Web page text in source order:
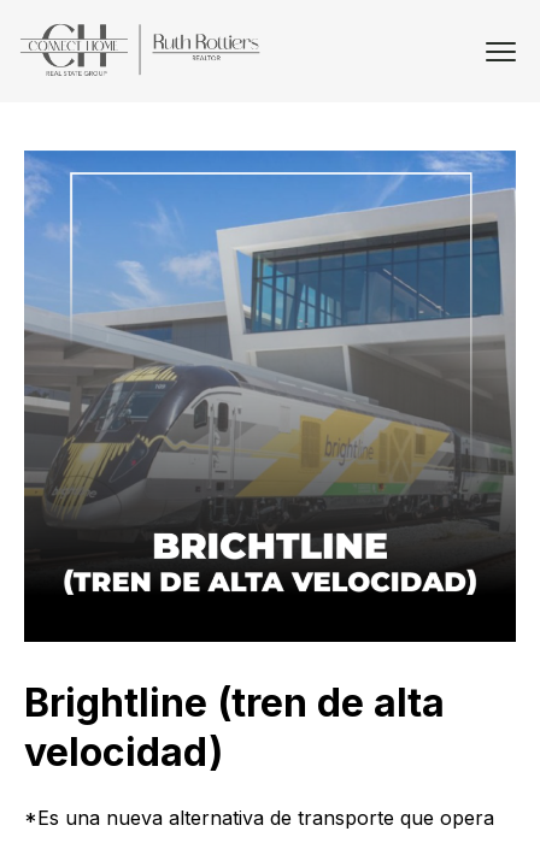
Brightline (tren de alta
velocidad)
*Es una nueva alternativa de transporte que opera